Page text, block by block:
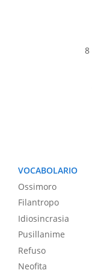
VOCABOLARIO
Ossimoro
Filantropo
Idiosincrasia
Pusillanime
Refuso
Neofita